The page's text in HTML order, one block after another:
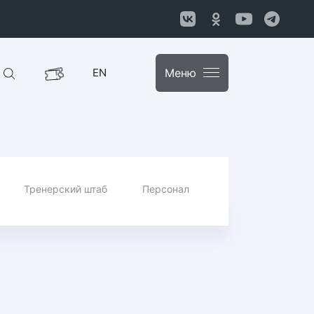
EN Меню
Тренерский штаб Персонал